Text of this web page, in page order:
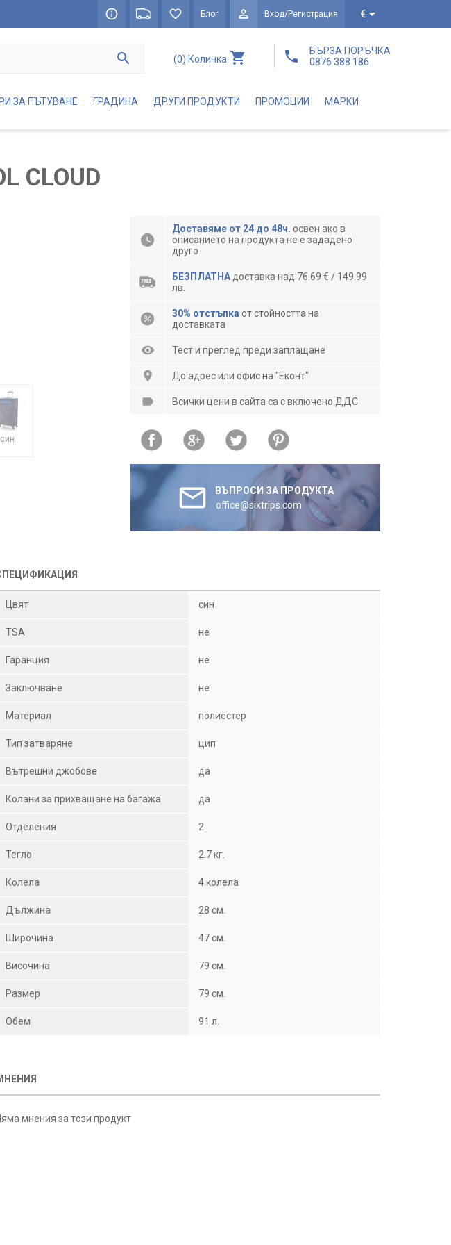
Блог Вход/Регистрация €
(0) Количка
БЪРЗА ПОРЪЧКА
0876 388 186
ЗА ПЪТУВАНЕ ГРАДИНА ДРУГИ ПРОДУКТИ ПРОМОЦИИ МАРКИ
CLOUD
син
Доставяме от 24 до 48ч. освен ако в
описанието на продукта не е зададено
друго
БЕЗПЛАТНА доставка над 76.69 € / 149.99
лв.
30% отстъпка от стойността на
доставката
Тест и преглед преди заплащане
До адрес или офис на "Еконт"
Всички цени в сайта са с включено ДДС
ВЪПРОСИ ЗА ПРОДУКТА
office@sixtrips.com
Цвят син
TSA не
Гаранция не
Заключване не
Материал полиестер
Тип затваряне цип
Вътрешни джобове да
Колани за прихващане на багажа да
Отделения 2
Тегло 2.7 кг.
Колела 4 колела
Дължина 28 см.
Широчина 47 см.
Височина 79 см.
Размер 79 см.
Обем 91 л.
мнения за този продукт